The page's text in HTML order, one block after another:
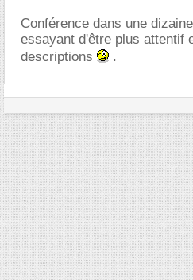
Conférence dans une
essayant d'être plus attentif
descriptions
.